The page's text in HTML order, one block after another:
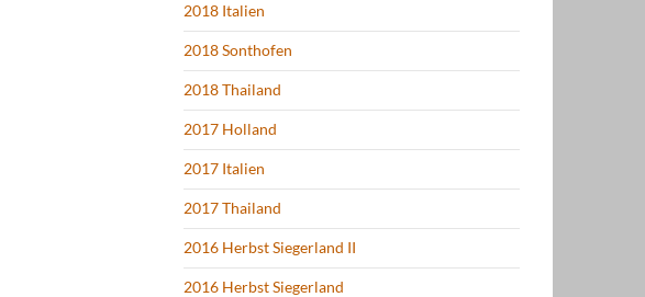
2018 Italien
2018 Sonthofen
2018 Thailand
2017 Holland
2017 Italien
2017 Thailand
2016 Herbst Siegerland II
2016 Herbst Siegerland